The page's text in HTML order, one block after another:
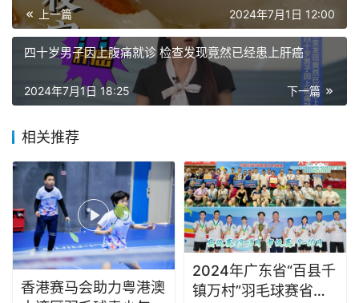
上一篇 2024年7月1日 12:00
四十岁男子因上腹痛就诊 检查发现竟然已经患上肝癌
下一篇
2024年7月1日 18:25
相关推荐
香港赛马会助力粤港澳
2024年广东省“百县千
镇万村”羽毛球赛省级